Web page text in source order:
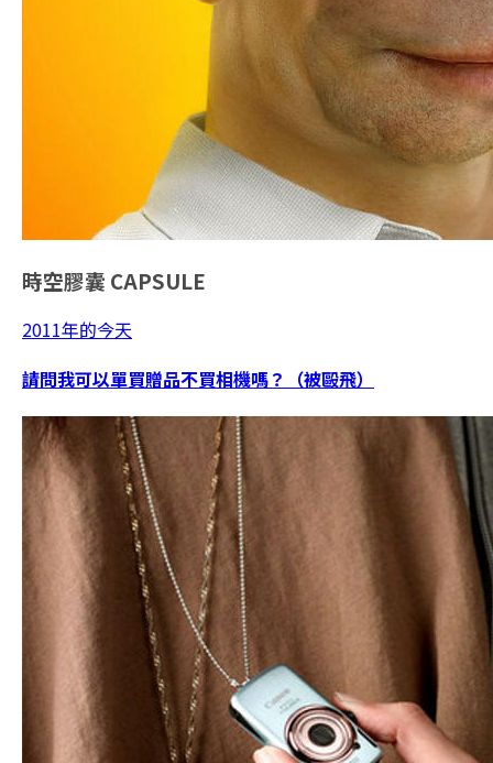
時空膠囊 CAPSULE
2011年的今天
請問我可以單買贈品不買相機嗎？（被毆飛）